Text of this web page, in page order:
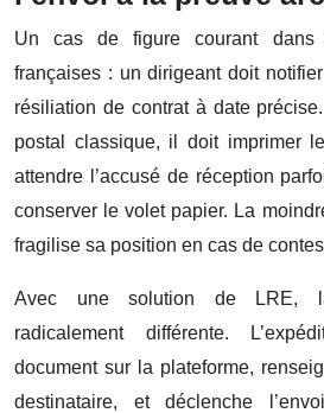
Un cas de figure courant
françaises : un dirigeant doit
résiliation de contrat à date
postal classique, il doit imprimer
attendre l’accusé de réception
conserver le volet papier. La
fragilise sa position en cas de
Avec une solution de LRE,
radicalement différente.
document sur la plateforme,
destinataire, et déclenche